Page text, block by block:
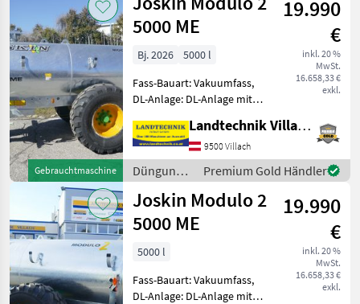
Hydraulische
Beregnung
/ Joskin
Gebrauchtmaschine
5000 ME
19.990
€
inkl. 20 %
MwSt.
16.658,33 €
exkl.
Bj. 2026
5000 l
Fass-Bauart: Vakuumfass,
DL-Anlage: DL-Anlage mit
hydr. Bremsen,
Breitverteiler Joskin
Modulo 2 5000 ME, Pumpe
6500mit
Ökosypfonabscheider, V
Landtechnik Villach GmbH
9500 Villach
Düngung
und
Beregnung
/ Joskin
Premium Gold Händler
Joskin Modulo 2
5000 ME
19.990
€
inkl. 20 %
MwSt.
16.658,33 €
exkl.
5000 l
Fass-Bauart: Vakuumfass,
DL-Anlage: DL-Anlage mit